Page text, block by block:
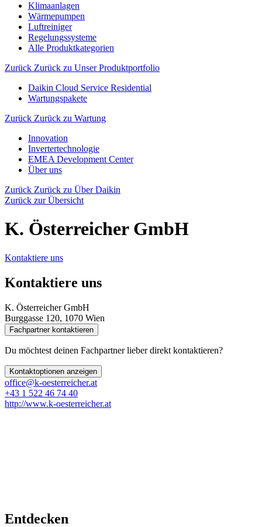
Klimaanlagen
Wärmepumpen
Luftreiniger
Regelungssysteme
Alle Produktkategorien
Zurück Zurück zu Unser Produktportfolio
Daikin Cloud Service Residential
Wartungspakete
Zurück Zurück zu Wartung
Innovation
Invertertechnologie
EMEA Development Center
Über uns
Zurück Zurück zu Über Daikin
Zurück zur Übersicht
K. Österreicher GmbH
Kontaktiere uns
Kontaktiere uns
K. Österreicher GmbH
Burggasse 120, 1070 Wien
Fachpartner kontaktieren
Du möchtest deinen Fachpartner lieber direkt kontaktieren?
Kontaktoptionen anzeigen
office@k-oesterreicher.at
+43 1 522 46 74 40
http://www.k-oesterreicher.at
Entdecken